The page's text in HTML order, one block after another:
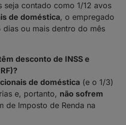
seja contado como 1/12 avos
de doméstica, o empregado
dias ou mais dentro do mês
desconto de INSS e
de doméstica (e o 1/3)
e, portanto, não sofrem
de Imposto de Renda na